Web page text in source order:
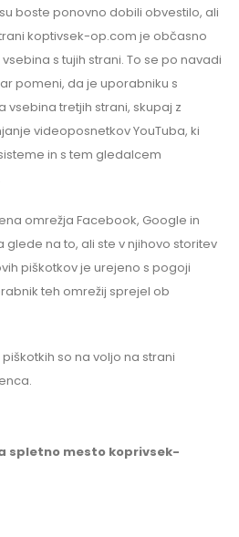
boste ponovno dobili obvestilo, ali
koptivsek-op.com je občasno
s tujih strani. To se po navadi
pomeni, da je uporabniku s
tretjih strani, skupaj z
videoposnetkov YouTuba, ki
in s tem gledalcem
omrežja Facebook, Google in
na to, ali ste v njihovo storitev
piškotkov je urejeno s pogoji
teh omrežij sprejel ob
so na voljo na strani
spletno mesto koprivsek-